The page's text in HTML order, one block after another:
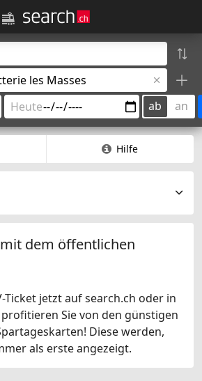
ab an
Hilfe
dem öffentlichen
Ticket jetzt auf search.ch oder in
Sie von den günstigen
Diese werden,
als erste angezeigt.